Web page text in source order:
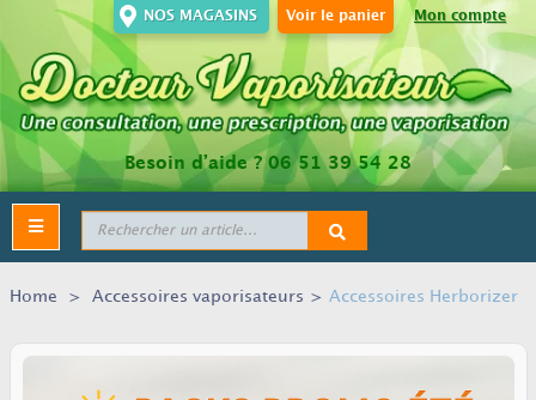
Mon compte
Voir le panier
NOS MAGASINS
Besoin d’aide ?06 51 39 54 28
Toggle
navigation
Home > Accessoires vaporisateurs > Accessoires Herborizer